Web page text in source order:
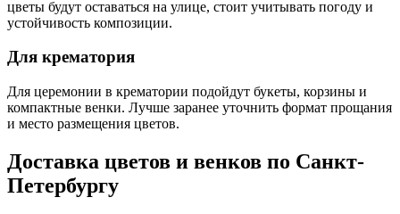
цветы будут оставаться на улице, стоит учитывать погоду и
устойчивость композиции.
Для крематория
Для церемонии в крематории подойдут букеты, корзины и
компактные венки. Лучше заранее уточнить формат прощания
и место размещения цветов.
Доставка цветов и венков по Санкт-
Петербургу